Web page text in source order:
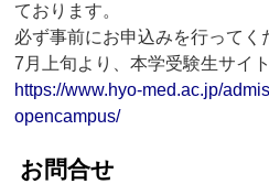
ております。
必ず事前にお申込みを行ってく
7月上旬より、本学受験生サイ
https://www.hyo-med.ac.jp/
opencampus/
お問合せ